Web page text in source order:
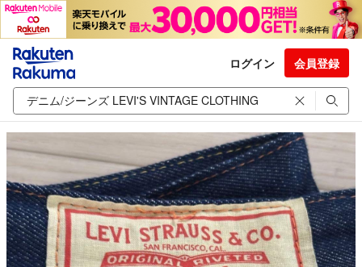
ログイン 会員登録